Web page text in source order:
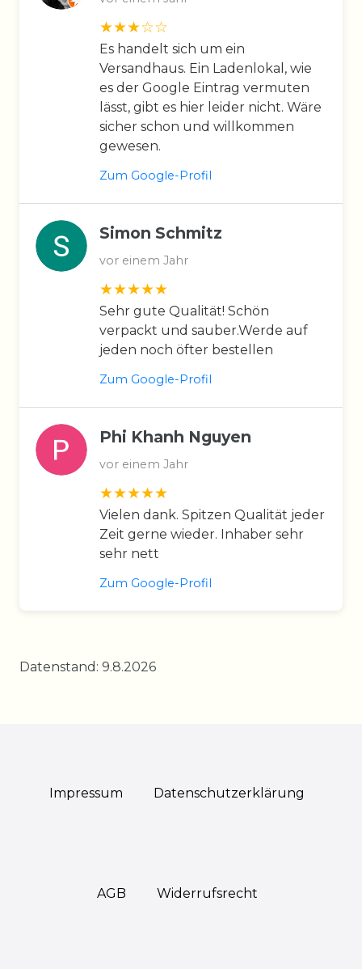
Es handelt sich um ein
Versandhaus. Ein Ladenlokal, wie
es der Google Eintrag vermuten
lässt, gibt es hier leider nicht. Wäre
sicher schon und willkommen
gewesen.
Zum Google-Profil
Simon Schmitz
vor einem Jahr
Sehr gute Qualität! Schön
verpackt und sauber.Werde auf
jeden noch öfter bestellen
Zum Google-Profil
Phi Khanh Nguyen
vor einem Jahr
Vielen dank. Spitzen Qualität jeder
Zeit gerne wieder. Inhaber sehr
sehr nett
Zum Google-Profil
Datenstand: 9.8.2026
Impressum Daten­schutz­erklärung
AGB Widerrufs­recht